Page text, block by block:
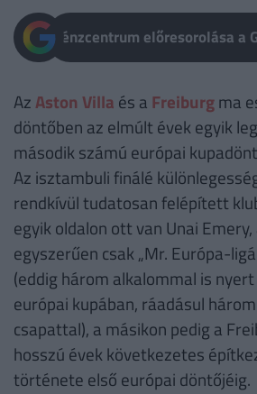
Pénzcentrum előresorolása a
AzAston Villa és a Freiburgma
döntőben az elmúlt évek egyik
második számú európai
Az isztambuli finálé
rendkívül tudatosan felépített
egyik oldalon ott van Unai
egyszerűen csak „Mr. Európa-
(eddig három alkalommal is
európai kupában, ráadásul
csapattal), a másikon pedig a
hosszú évek következetes
története első európai döntőjéig.